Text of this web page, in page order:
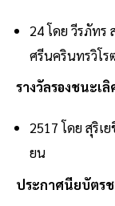
24 โดย วีรภัทร
ศรีนครินทรวิโ
รางวัลรองชนะเลิ
2517 โดย สุริเ
ยน
ประกาศนียบัตร